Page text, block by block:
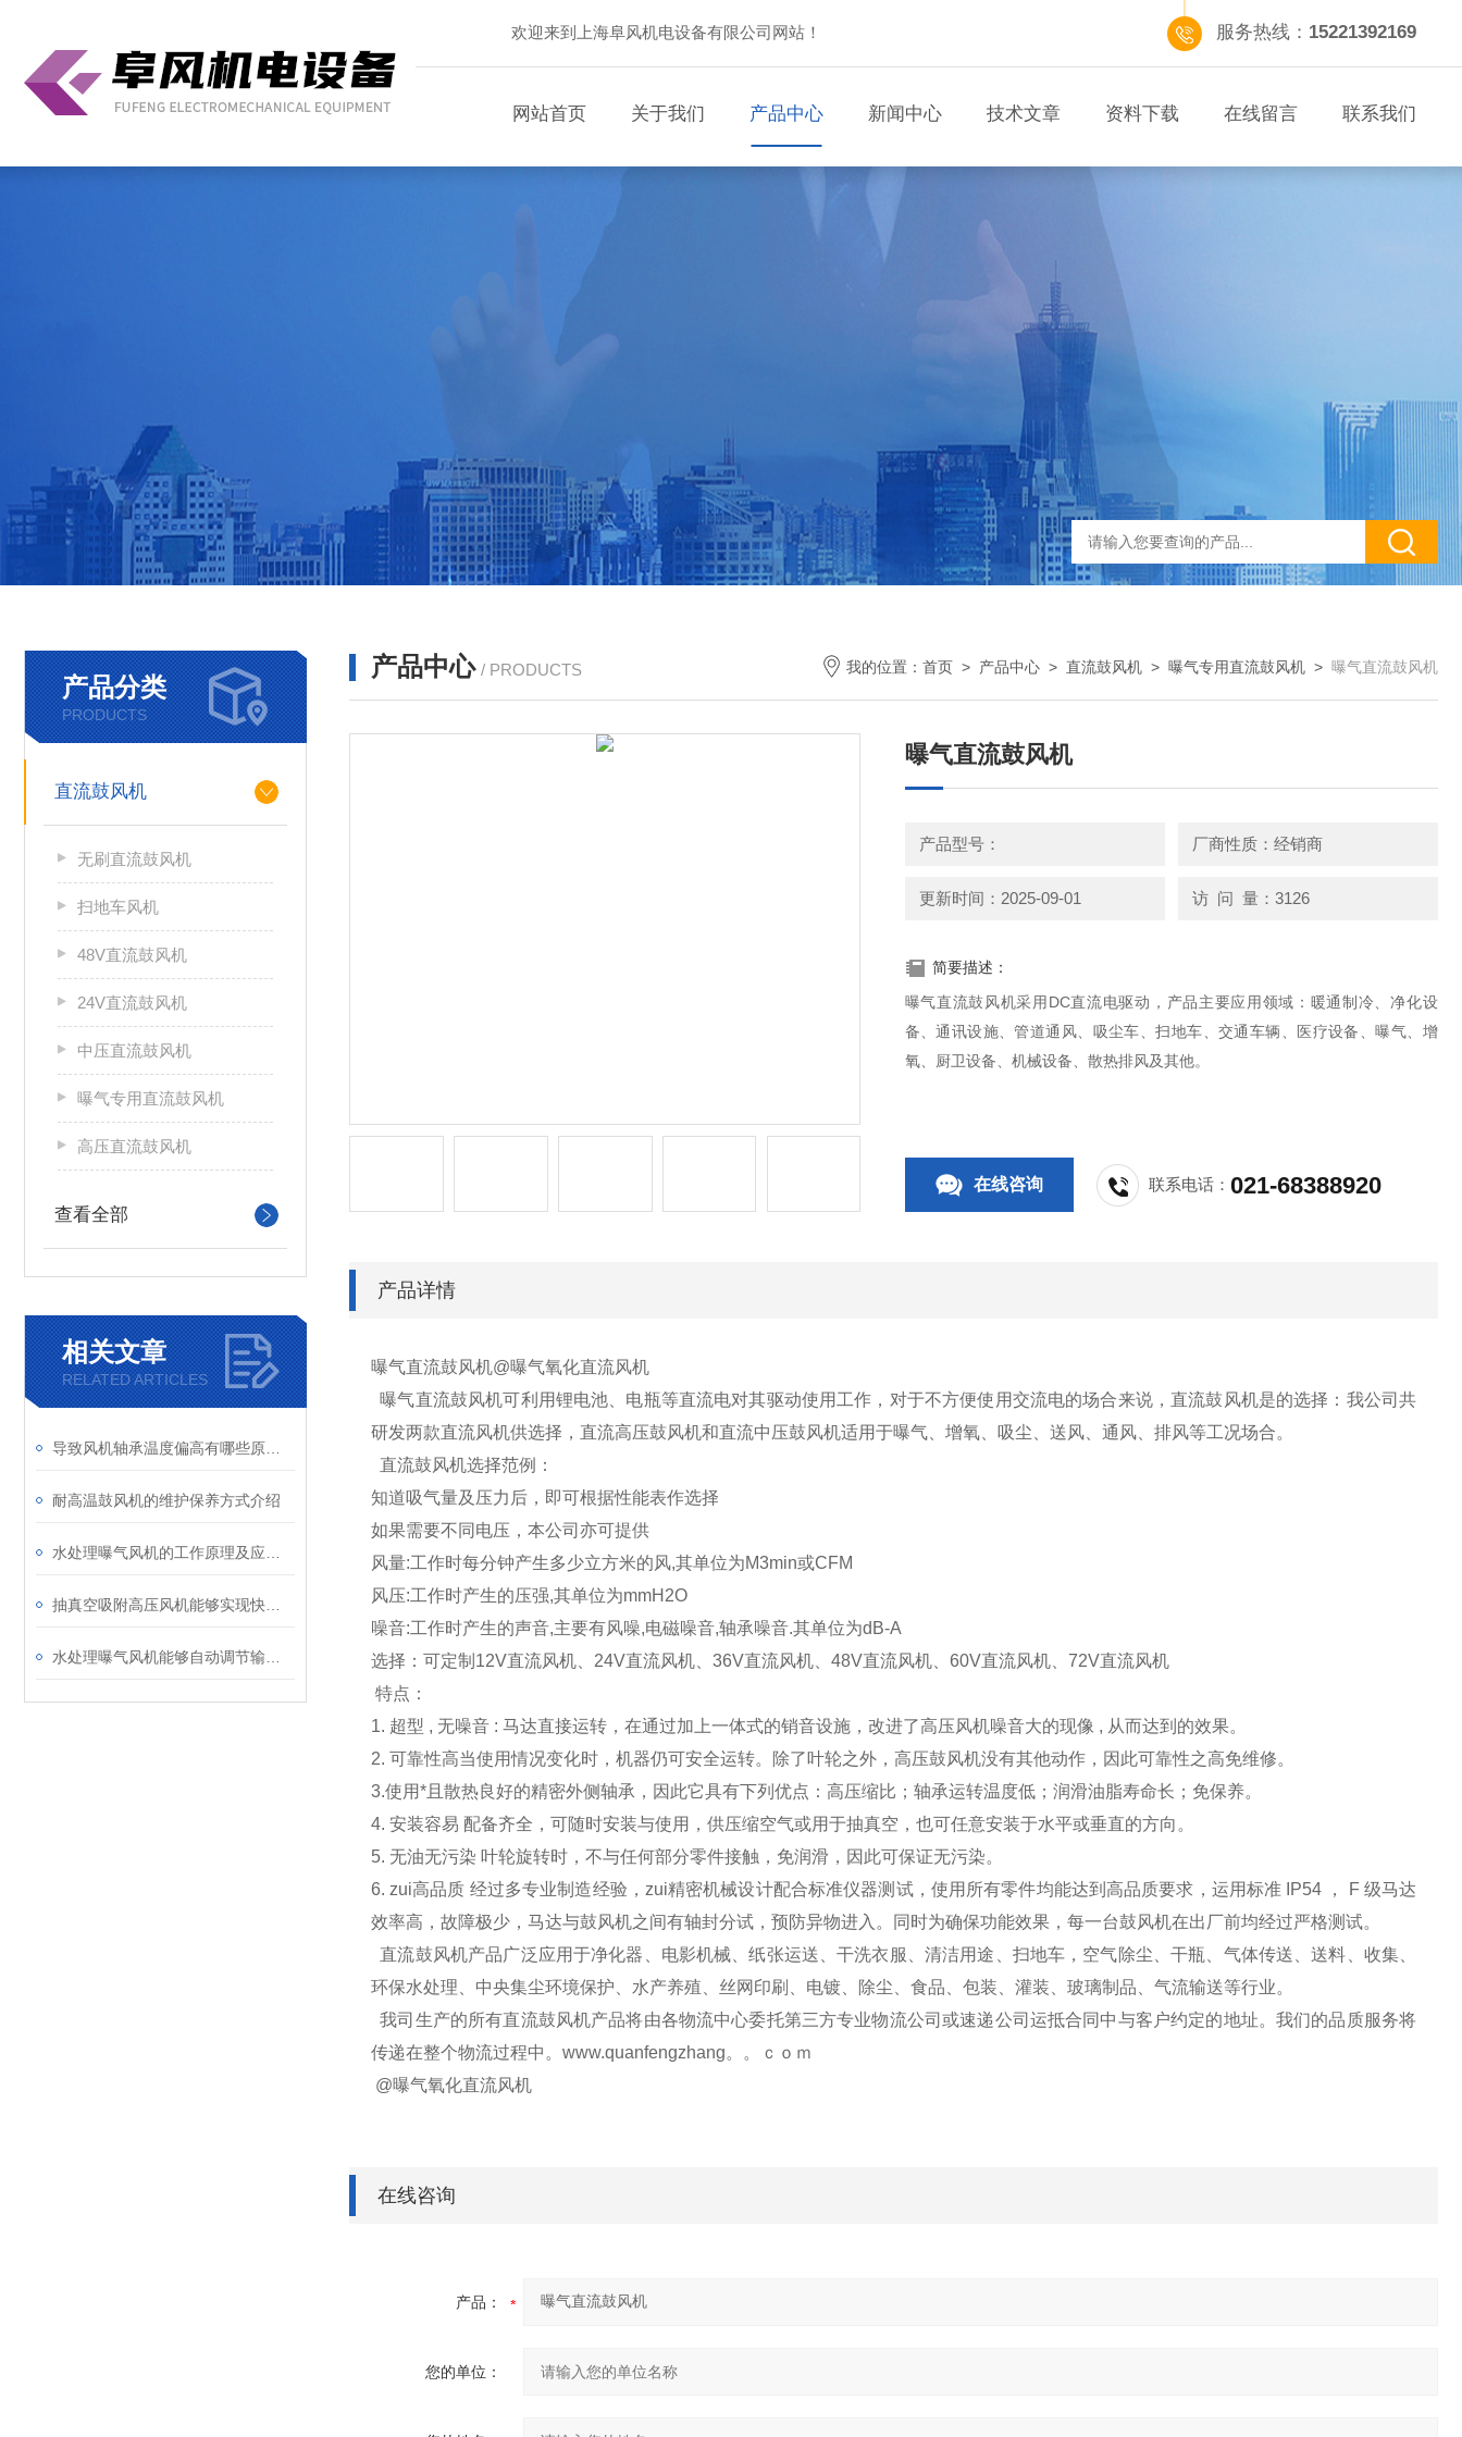
欢迎来到上海阜风机电设备有限公司网站！ 服务热线： 15221392169
网站首页 关于我们 产品中心 新闻中心 技术文章 资料下载 在线留言 联系我们
产品分类
PRODUCTS
直流鼓风机
无刷直流鼓风机
扫地车风机
48V直流鼓风机
24V直流鼓风机
中压直流鼓风机
曝气专用直流鼓风机
高压直流鼓风机
查看全部
相关文章
RELATED ARTICLES
耐高温鼓风机的维护保养方式介绍
产品中心 / PRODUCTS 我的位置： 首页 > 产品中心 > 直流鼓风机 > 曝气专用直流鼓风机 > 曝气直流鼓风机
曝气直流鼓风机
产品型号： 厂商性质：经销商
更新时间：2025-09-01 访 问 量：3126
简要描述：
曝气直流鼓风机采用DC直流电驱动，产品主要应用领域：暖通制冷、净化设
备、通讯设施、管道通风、吸尘车、扫地车、交通车辆、医疗设备、曝气、增
氧、厨卫设备、机械设备、散热排风及其他。
在线咨询 联系电话：021-68388920
产品详情
曝气直流鼓风机@曝气氧化直流风机
曝气直流鼓风机可利用锂电池、电瓶等直流电对其驱动使用工作，对于不方便使用交流电的场合来说，直流鼓风机是的选择：我公司共
研发两款直流风机供选择，直流高压鼓风机和直流中压鼓风机适用于曝气、增氧、吸尘、送风、通风、排风等工况场合。
直流鼓风机选择范例：
知道吸气量及压力后，即可根据性能表作选择
如果需要不同电压，本公司亦可提供
风量:工作时每分钟产生多少立方米的风,其单位为M3min或CFM
风压:工作时产生的压强,其单位为mmH2O
噪音:工作时产生的声音,主要有风噪,电磁噪音,轴承噪音.其单位为dB-A
选择：可定制12V直流风机、24V直流风机、36V直流风机、48V直流风机、60V直流风机、72V直流风机
特点：
1. 超型 , 无噪音 : 马达直接运转，在通过加上一体式的销音设施，改进了高压风机噪音大的现像 , 从而达到的效果。
2. 可靠性高当使用情况变化时，机器仍可安全运转。除了叶轮之外，高压鼓风机没有其他动作，因此可靠性之高免维修。
3.使用*且散热良好的精密外侧轴承，因此它具有下列优点：高压缩比；轴承运转温度低；润滑油脂寿命长；免保养。
4. 安装容易 配备齐全，可随时安装与使用，供压缩空气或用于抽真空，也可任意安装于水平或垂直的方向。
5. 无油无污染 叶轮旋转时，不与任何部分零件接触，免润滑，因此可保证无污染。
6. zui高品质 经过多专业制造经验，zui精密机械设计配合标准仪器测试，使用所有零件均能达到高品质要求，运用标准 IP54 ， F 级马达
效率高，故障极少，马达与鼓风机之间有轴封分试，预防异物进入。同时为确保功能效果，每一台鼓风机在出厂前均经过严格测试。
直流鼓风机产品广泛应用于净化器、电影机械、纸张运送、干洗衣服、清洁用途、扫地车，空气除尘、干瓶、气体传送、送料、收集、
环保水处理、中央集尘环境保护、水产养殖、丝网印刷、电镀、除尘、食品、包装、灌装、玻璃制品、气流输送等行业。
我司生产的所有直流鼓风机产品将由各物流中心委托第三方专业物流公司或速递公司运抵合同中与客户约定的地址。我们的品质服务将
传递在整个物流过程中。www.quanfengzhang。。ｃｏｍ
@曝气氧化直流风机
在线咨询
产品：
您的单位：